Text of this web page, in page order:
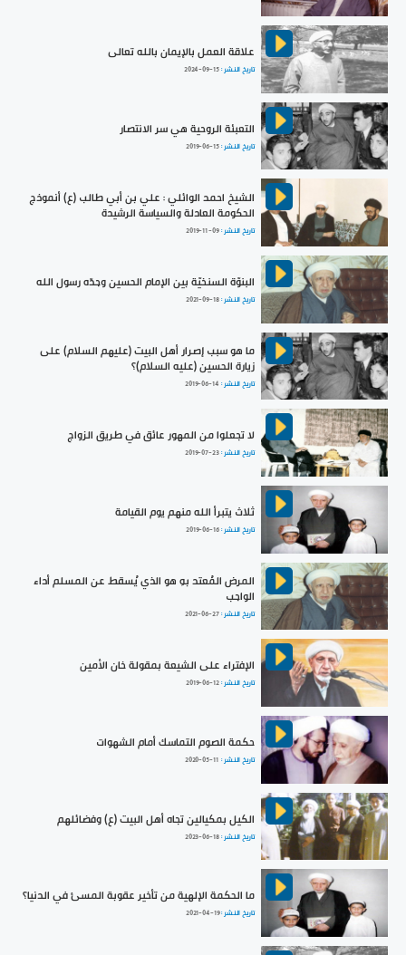
علاقة العمل بالإيمان بالله تعالى
تاريخ النشر :2024-09-15
التعبئة الروحية هي سر الانتصار
تاريخ النشر :2019-06-15
الشيخ احمد الوائلي : علي بن أبي طالب (ع) أنموذج
الحكومة العادلة والسياسة الرشيدة
تاريخ النشر :2019-11-09
البنوّة السنخيّة بين الإمام الحسين وجدّه رسول الله
تاريخ النشر :2021-09-18
ما هو سبب إصرار أهل البيت (عليهم السلام) على
زيارة الحسين (عليه السلام)؟
تاريخ النشر : 2019-06-14
لا تجعلوا من المهور عائق في طريق الزواج
تاريخ النشر :2019-07-23
ثلاث يتبرأ الله منهم يوم القيامة
تاريخ النشر :2019-06-16
المرض المُعتد بهِ هو الذي يُسقط عن المسلم أداء
الواجب
تاريخ النشر :2021-06-27
الإفتراء على الشيعة بمقولة خان الأمين
تاريخ النشر :2019-06-12
حكمة الصوم التماسك أمام الشهوات
تاريخ النشر : 2020-05-11
الكيل بمكيالين تجاه أهل البيت (ع) وفضائلهم
تاريخ النشر :2023-06-18
ما الحكمة الإلهية من تأخير عقوبة المسئ في الدنيا؟
تاريخ النشر :2021-04-19